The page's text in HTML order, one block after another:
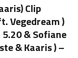
Clip
Vegedream )
& Sofiane
& Kaaris ) –